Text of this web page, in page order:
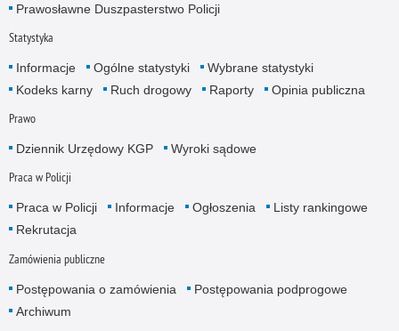
Prawosławne Duszpasterstwo Policji
Statystyka
Informacje Ogólne statystyki
Wybrane statystyki
Kodeks karny
Ruch drogowy Raporty Opinia publiczna
Prawo
Dziennik Urzędowy KGP Wyroki sądowe
Praca w Policji
Praca w Policji Informacje Ogłoszenia
Listy rankingowe
Rekrutacja
Zamówienia publiczne
Postępowania o zamówienia
Postępowania podprogowe
Archiwum